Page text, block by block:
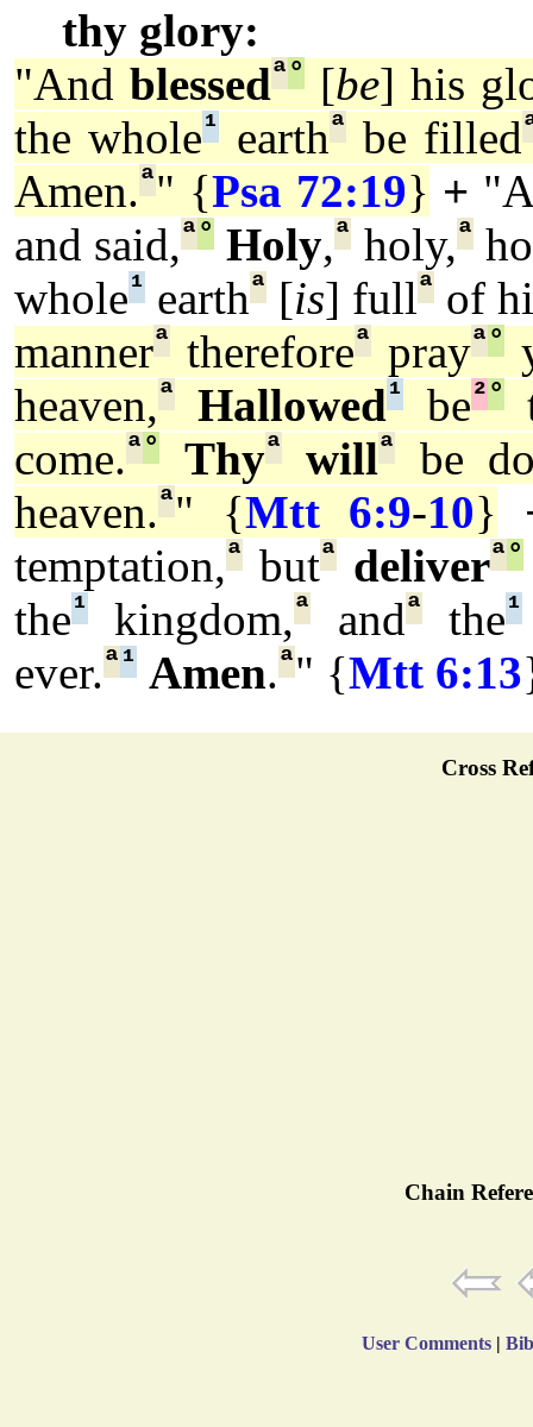
thy glory:
"And blessedª° [be] his
the whole¹ earthª be filled
Amen.ª" {Psa 72:19} +
and said,ª° Holy,ª holy,ª
whole¹ earthª [is] fullª of
mannerª thereforeª prayª°
heaven,ª Hallowed¹ be²°
come.ª° Thyª willª
be
heaven.ª" {Mtt 6:9-10}
temptation,ª butª deliverª°
the¹ kingdom,ª andªthe¹
ever.ª¹ Amen.ª" {Mtt 6:13
Cross
Chain
User Comments |